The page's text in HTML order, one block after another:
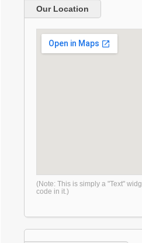
Our Location
(Note: This is simply a "Text"
code in it.)